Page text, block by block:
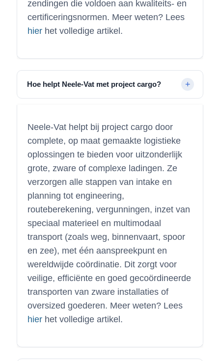
zendingen die voldoen aan kwaliteits- en
certificeringsnormen. Meer weten? Lees
hier het volledige artikel.
Hoe helpt Neele-Vat met project cargo?
Neele-Vat helpt bij project cargo door
complete, op maat gemaakte logistieke
oplossingen te bieden voor uitzonderlijk
grote, zware of complexe ladingen. Ze
verzorgen alle stappen van intake en
planning tot engineering,
routeberekening, vergunningen, inzet van
speciaal materieel en multimodaal
transport (zoals weg, binnenvaart, spoor
en zee), met één aanspreekpunt en
wereldwijde coördinatie. Dit zorgt voor
veilige, efficiënte en goed gecoördineerde
transporten van zware installaties of
oversized goederen. Meer weten? Lees
hier het volledige artikel.